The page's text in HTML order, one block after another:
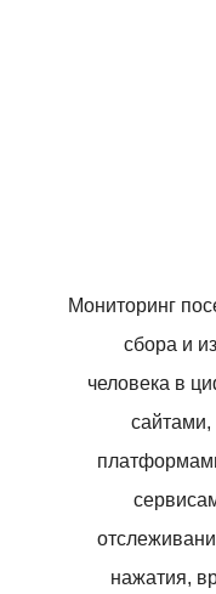
Мониторинг
сбора и
человека в
нажатия,